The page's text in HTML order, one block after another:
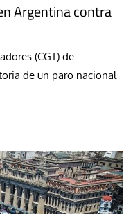
Argentina contra
(CGT) de
de un paro nacional